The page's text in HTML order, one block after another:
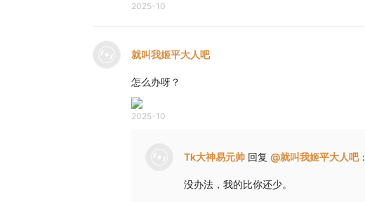
2025-10
就叫我姬平大人吧
怎么办呀？
2025-10
Tk大神易元帅 回复 @就叫我姬平大人吧：
没办法，我的比你还少。